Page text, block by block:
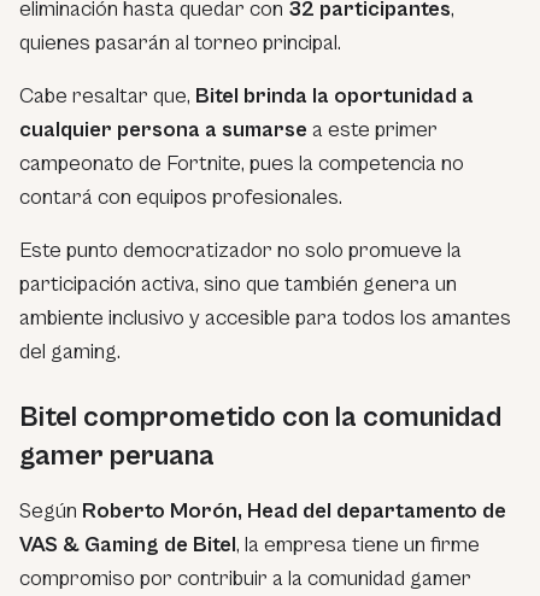
eliminación hasta quedar con 32 participantes,
quienes pasarán al torneo principal.
Cabe resaltar que, Bitel brinda la oportunidad a
cualquier persona a sumarse a este primer
campeonato de Fortnite, pues la competencia no
contará con equipos profesionales.
Este punto democratizador no solo promueve la
participación activa, sino que también genera un
ambiente inclusivo y accesible para todos los amantes
del gaming.
Bitel comprometido con la comunidad
gamer peruana
Según Roberto Morón, Head del departamento de
VAS & Gaming de Bitel, la empresa tiene un firme
compromiso por contribuir a la comunidad gamer